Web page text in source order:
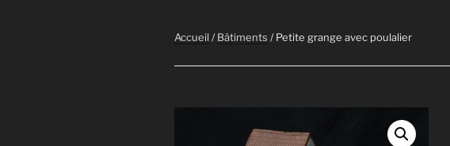
Accueil /Bâtiments / Petite grange avec poulalier